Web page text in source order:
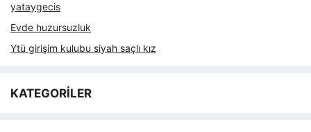
yataygecis
Evde huzursuzluk
Ytü girişim kulubu siyah saçlı kız
KATEGORİLER